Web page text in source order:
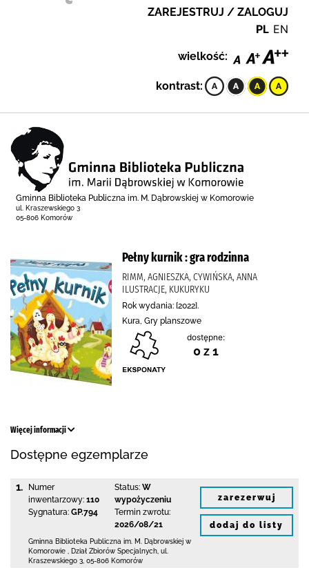
ZAREJESTRUJ / ZALOGUJ
PL EN
wielkość:
kontrast:
Gminna Biblioteka Publiczna im. M. Dąbrowskiej w Komorowie
ul. Kraszewskiego 3
05-806 Komorów
Pełny kurnik : gra rodzinna
RIMM, AGNIESZKA, CYWIŃSKA, ANNA
ILUSTRACJE, KUKURYKU
Rok wydania: [2022].
Kura, Gry planszowe
dostępne:
0 z 1
Więcej informacji
Dostępne egzemplarze
1.
Numer
inwentarzowy: 110
Sygnatura: GP.794
Status: W
wypożyczeniu
Termin zwrotu:
2026/08/21
Gminna Biblioteka Publiczna im. M. Dąbrowskiej w
Komorowie
Dział Zbiorów Specjalnych, ul.
Kraszewskiego 3 05-806 Komorów
zarezerwuj
dodaj do listy